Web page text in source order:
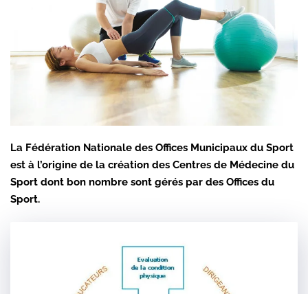
La Fédération Nationale des Offices Municipaux du Sport
est à l’origine de la création des Centres de Médecine du
Sport dont bon nombre sont gérés par des Offices du
Sport.